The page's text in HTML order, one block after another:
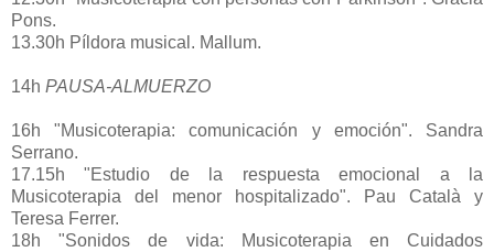
Pons.
13.30h Píldora musical. Mallum.
14h PAUSA-ALMUERZO
16h "Musicoterapia: comunicación y emoción". Sandra
Serrano.
17.15h "Estudio de la respuesta emocional a la
Musicoterapia del menor hospitalizado". Pau Català y
Teresa Ferrer.
18h "Sonidos de vida: Musicoterapia en Cuidados